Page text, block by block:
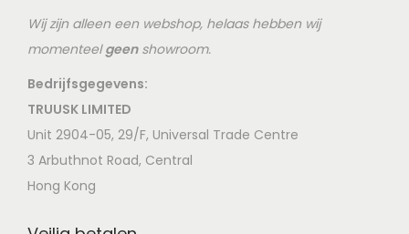
Wij zijn alleen een webshop, helaas hebben wij
momenteelgeenshowroom.
Bedrijfsgegevens:
TRUUSK LIMITED
Unit 2904-05, 29/F, Universal Trade Centre
3 Arbuthnot Road, Central
Hong Kong